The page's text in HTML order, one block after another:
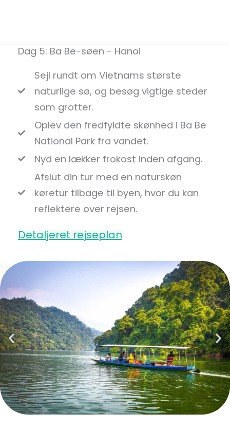
Dag 5: Ba Be-søen - Hanoi
Sejl rundt om Vietnams største
naturlige sø, og besøg vigtige steder
som grotter.
Oplev den fredfyldte skønhed i Ba Be
National Park fra vandet.
Nyd en lækker frokost inden afgang.
Afslut din tur med en naturskøn
køretur tilbage til byen, hvor du kan
reflektere over rejsen.
Detaljeret rejseplan